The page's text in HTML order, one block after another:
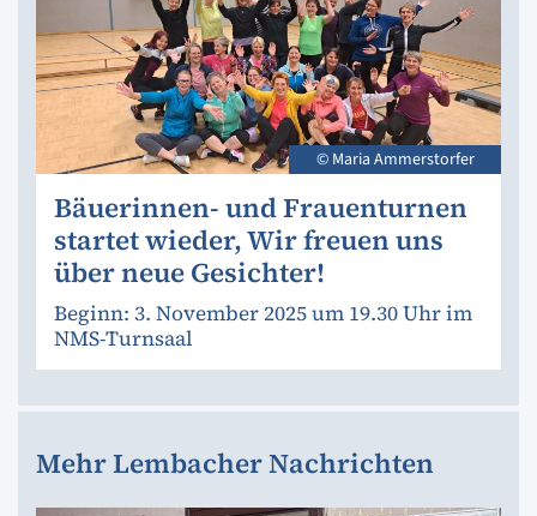
© Maria Ammerstorfer
Bäuerinnen- und Frauenturnen
startet wieder, Wir freuen uns
über neue Gesichter!
Beginn: 3. November 2025 um 19.30 Uhr im
NMS-Turnsaal
Mehr Lembacher Nachrichten